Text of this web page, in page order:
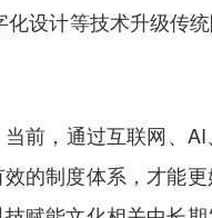
设计等技术升级传
前，通过互联网、
的制度体系，才能